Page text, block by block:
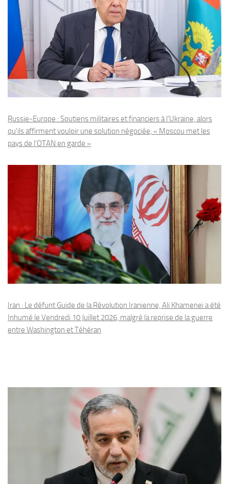
Russie-Europe : Soutiens militaires et financiers à l’Ukraine, alors
qu’ils affirment vouloir une solution négociée, « Moscou met les
pays de l’OTAN en garde »
Iran : Le défunt Guide de la Révolution Iranienne, Ali Khamenei a été
Inhumé le Vendredi 10 Juillet 2026, malgré la reprise de la guerre
entre Washington et Téhéran